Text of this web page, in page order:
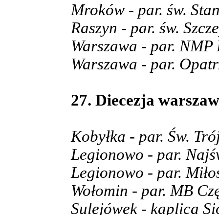
Mroków - par. św.
Raszyn - par. św.
Warszawa - par.
Warszawa - par.
27. Diecezja
Kobyłka - par. Św.
Legionowo - par.
Legionowo - par.
Wołomin - par. MB
Sulejówek - kaplica